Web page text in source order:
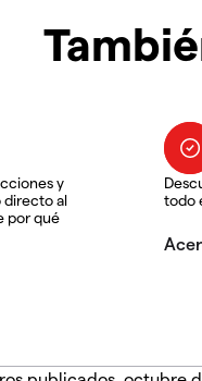
y
directo al
por qué
todo